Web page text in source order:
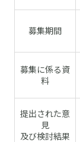
募集期間
募集に係る資
料
提出された意
見
及び検討結果